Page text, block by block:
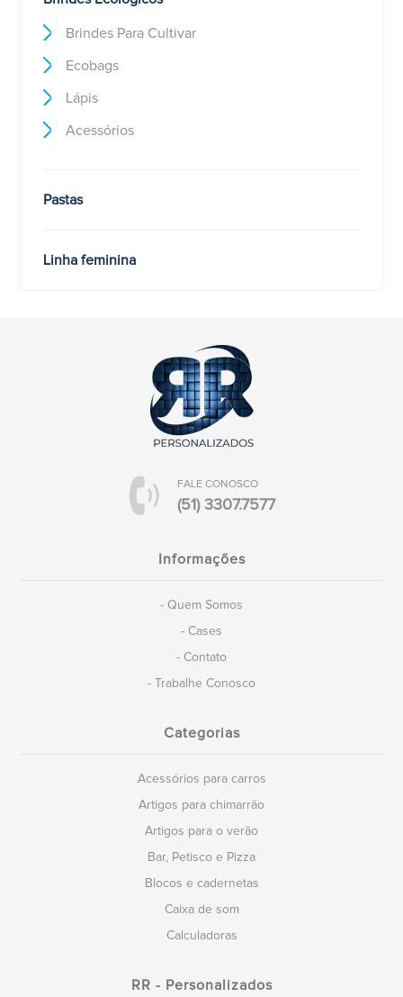
Brindes Para Cultivar
Ecobags
Lápis
Acessórios
Pastas
Linha feminina
FALE CONOSCO
(51) 3307.7577
Informações
- Quem Somos
- Cases
- Contato
- Trabalhe Conosco
Categorias
Acessórios para carros
Artigos para chimarrão
Artigos para o verão
Bar, Petisco e Pizza
Blocos e cadernetas
Caixa de som
Calculadoras
RR - Personalizados